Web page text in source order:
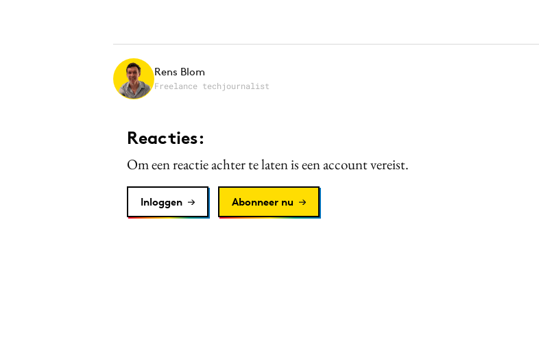
Rens Blom
Freelance techjournalist
Reacties:
Om een reactie achter te laten is een account vereist.
Inloggen Abonneer nu